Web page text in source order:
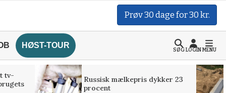
Prøv 30 dage for 30 kr.
HØST-TOUR
SØGLOGINMENU
tv-
Russisk mælkepris dykker 23
procent